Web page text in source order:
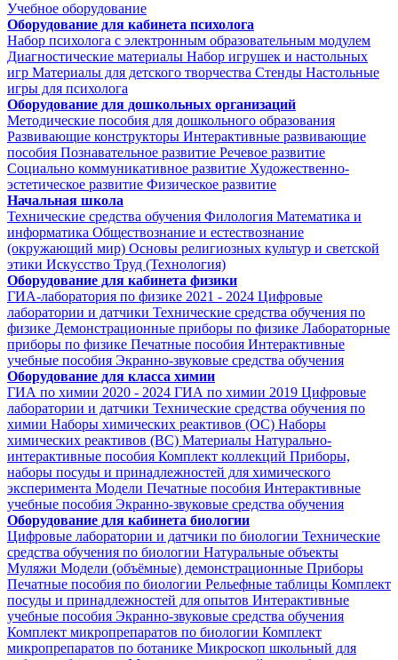
Учебное оборудование
Оборудование для кабинета психолога
Набор психолога с электронным образовательным модулем
Диагностические материалы Набор игрушек и настольных
игр Материалы для детского творчества Стенды Настольные
игры для психолога
Оборудование для дошкольных организаций
Методические пособия для дошкольного образования
Развивающие конструкторы Интерактивные развивающие
пособия Познавательное развитие Речевое развитие
Социально коммуникативное развитие Художественно-
эстетическое развитие Физическое развитие
Начальная школа
Технические средства обучения Филология Математика и
информатика Обществознание и естествознание
(окружающий мир) Основы религиозных культур и светской
этики Искусство Труд (Технология)
Оборудование для кабинета физики
ГИА-лаборатория по физике 2021 - 2024 Цифровые
лаборатории и датчики Технические средства обучения по
физике Демонстрационные приборы по физике Лабораторные
приборы по физике Печатные пособия Интерактивные
учебные пособия Экранно-звуковые средства обучения
Оборудование для класса химии
ГИА по химии 2020 - 2024 ГИА по химии 2019 Цифровые
лаборатории и датчики Технические средства обучения по
химии Наборы химических реактивов (ОС) Наборы
химических реактивов (ВС) Материалы Натурально-
интерактивные пособия Комплект коллекций Приборы,
наборы посуды и принадлежностей для химического
эксперимента Модели Печатные пособия Интерактивные
учебные пособия Экранно-звуковые средства обучения
Оборудование для кабинета биологии
Цифровые лаборатории и датчики по биологии Технические
средства обучения по биологии Натуральные объекты
Муляжи Модели (объёмные) демонстрационные Приборы
Печатные пособия по биологии Рельефные таблицы Комплект
посуды и принадлежностей для опытов Интерактивные
учебные пособия Экранно-звуковые средства обучения
Комплект микропрепаратов по биологии Комплект
микропрепаратов по ботанике Микроскоп школьный для